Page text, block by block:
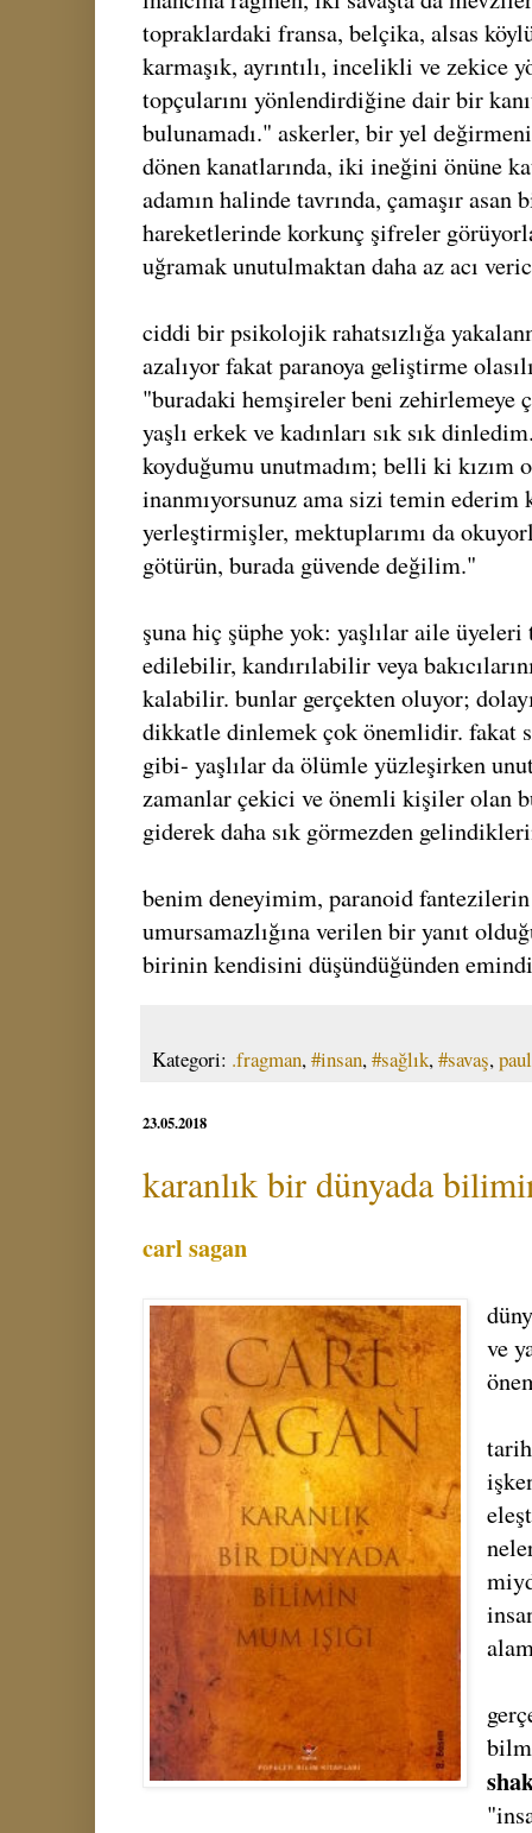
topraklardaki fransa, belçika, alsas
karmaşık, ayrıntılı, incelikli ve zekice
topçularını yönlendirdiğine dair bir
bulunamadı." askerler, bir yel
dönen kanatlarında, iki ineğini önüne
adamın halinde tavrında, çamaşır
hareketlerinde korkunç şifreler
uğramak unutulmaktan daha az acı
ciddi bir psikolojik rahatsızlığa
azalıyor fakat paranoya geliştirme
"buradaki hemşireler beni zehirlemeye
yaşlı erkek ve kadınları sık sık
koyduğumu unutmadım; belli ki kızım
inanmıyorsunuz ama sizi temin ederim
yerleştirmişler, mektuplarımı da
götürün, burada güvende değilim."
şuna hiç şüphe yok: yaşlılar aile
edilebilir, kandırılabilir veya
kalabilir. bunlar gerçekten oluyor;
dikkatle dinlemek çok önemlidir. fakat
gibi- yaşlılar da ölümle yüzleşirken
zamanlar çekici ve önemli kişiler olan
giderek daha sık görmezden
benim deneyimim, paranoid fantezilerin
umursamazlığına verilen bir yanıt
birinin kendisini düşündüğünden
Kategori: .fragman, #insan, #sağlık, #savaş,
23.05.2018
karanlık bir dünyada
carl sagan
ve